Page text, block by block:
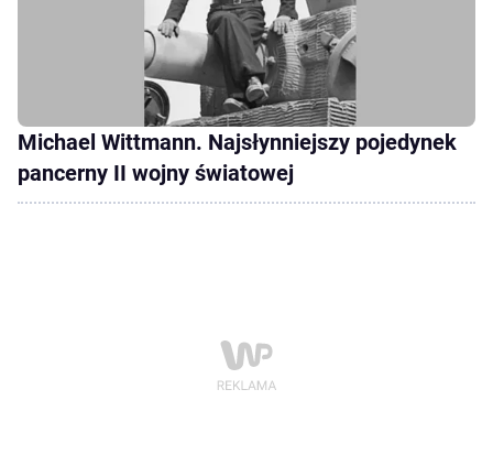
Michael Wittmann. Najsłynniejszy pojedynek
pancerny II wojny światowej